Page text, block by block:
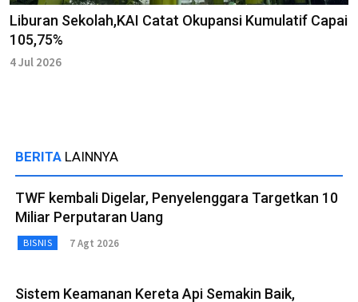
Liburan Sekolah,KAI Catat Okupansi Kumulatif Capai
105,75%
4 Jul 2026
BERITA LAINNYA
TWF kembali Digelar, Penyelenggara Targetkan 10
Miliar Perputaran Uang
BISNIS 7 Agt 2026
Sistem Keamanan Kereta Api Semakin Baik,